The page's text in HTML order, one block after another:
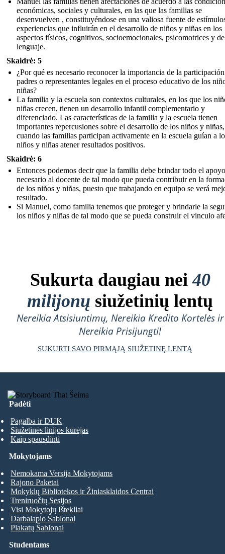
económicas, sociales y culturales, en las que las familias se
desenvuelven , constituyéndose en una valiosa fuente de
experiencias que influirán en el desarrollo de niños y niñas en los
aspectos físicos, cognitivos, socioemocionales, psicomotrices y
lenguaje.
Skaidrė: 5
¿Por qué es necesario reconocer la importancia de la
padres o representantes legales en el proceso educativo de los
niñas?
La familia y la escuela son contextos culturales, en los que los
niñas crecen, tienen un desarrollo infantil complementario y
diferenciado. Las características de la familia y la escuela tienen
importantes repercusiones sobre el desarrollo de los niños y niñas,
cuando las familias participan activamente en la escuela guían a
niños y niñas atener resultados positivos.
Skaidrė: 6
Entonces podemos decir que la familia debe brindar todo el apoyo
necesario al docente de tal modo que pueda contribuir en la
de los niños y niñas, puesto que trabajando en equipo se verá
resultado.
Si Manuel, como familia tenemos que proteger y brindarle la
los niños y niñas de tal modo que se pueda construir el vinculo
Sukurta daugiau nei40
milijonų siužetinių lentų
Nereikia Atsisiuntimų, Nereikia Kredito Kortelės ir
Nereikia Prisijungti!
SUKURTI SAVO PIRMĄJĄ SIUŽETINĘ LENTĄ
Padėti
Pagalba ir DUK
Siužetinės linijos kūrėjas
Kaip spausdinti
Studentams
Mokytojams
Nemokama Versija Mokytojams
Rajono Paketai
Mokyklų Bibliotekos ir Žiniasklaidos Centrai
Treniruočių Sesijos
Visi Mokytojų Ištekliai
Darbalapio Šablonai
Plakatų Šablonai